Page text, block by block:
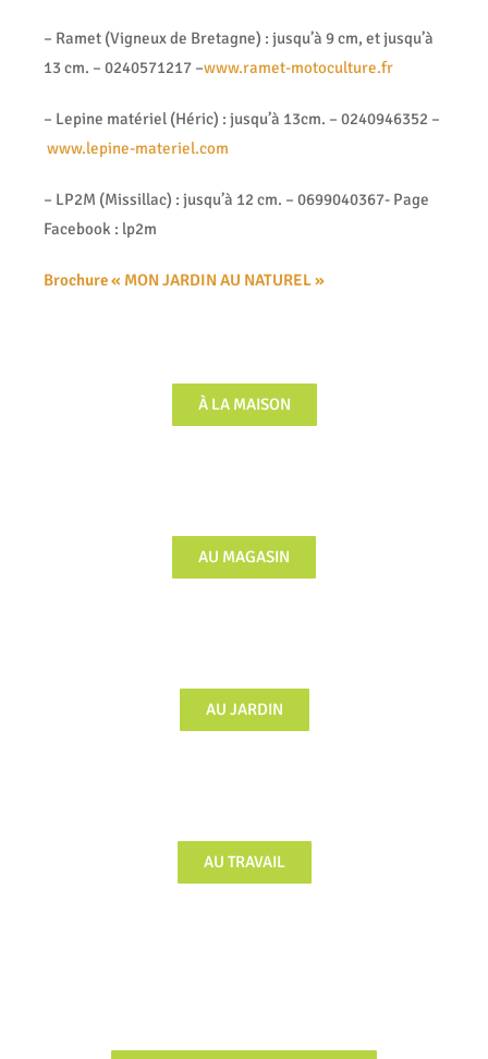
– Ramet (Vigneux de Bretagne) : jusqu’à 9 cm, et jusqu’à
13 cm. – 0240571217 –www.ramet-motoculture.fr
– Lepine matériel (Héric) : jusqu’à 13cm. – 0240946352 –
www.lepine-materiel.com
– LP2M (Missillac) : jusqu’à 12 cm. – 0699040367- Page
Facebook : lp2m
Brochure « MON JARDIN AU NATUREL »
À LA MAISON
AU MAGASIN
AU JARDIN
AU TRAVAIL